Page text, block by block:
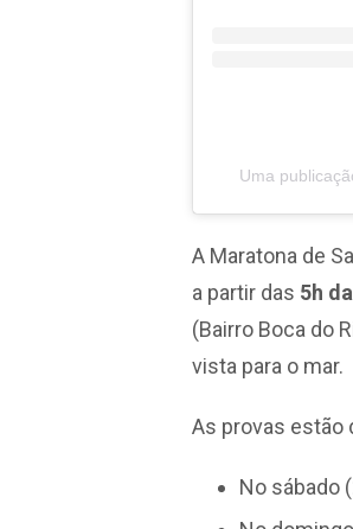
Uma
A Maratona de
a partir das 5h
(Bairro Boca do
vista para o mar.
As provas estão
No sábado